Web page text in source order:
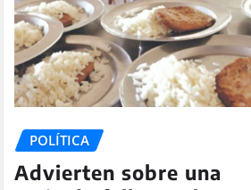
POLÍTICA
Advierten sobre una